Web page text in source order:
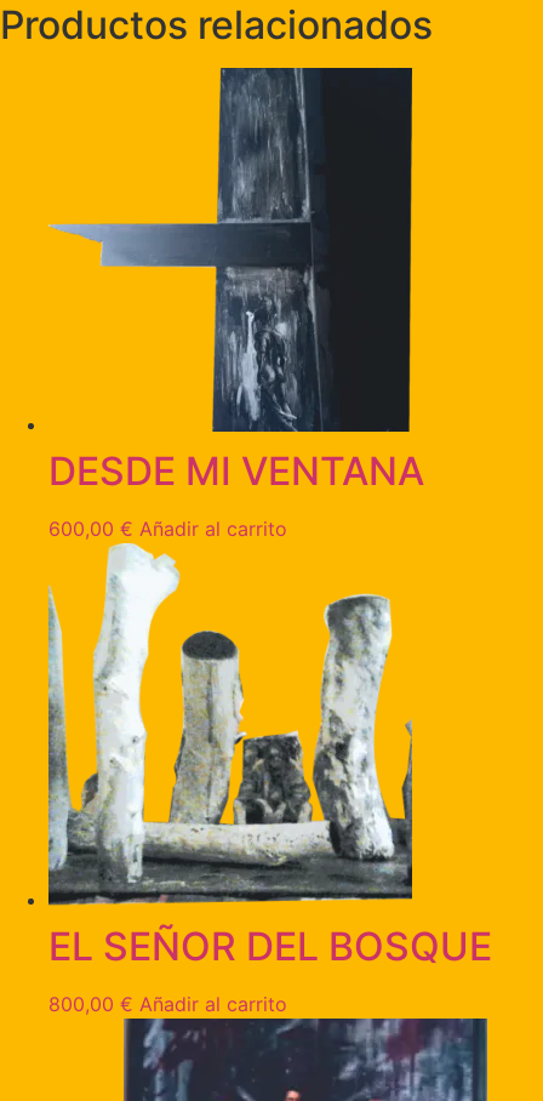
Productos relacionados
DESDE MI VENTANA
600,00 € Añadir al carrito
EL SEÑOR DEL BOSQUE
800,00 € Añadir al carrito